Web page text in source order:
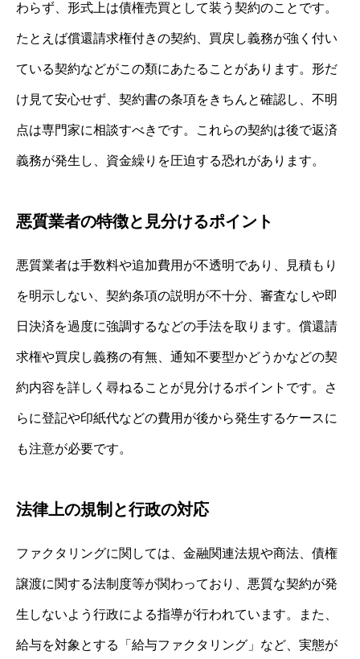
わらず、形式上は債権売買として装う契約のことです。
たとえば償還請求権付きの契約、買戻し義務が強く付い
ている契約などがこの類にあたることがあります。形だ
け見て安心せず、契約書の条項をきちんと確認し、不明
点は専門家に相談すべきです。これらの契約は後で返済
義務が発生し、資金繰りを圧迫する恐れがあります。
悪質業者の特徴と見分けるポイント
悪質業者は手数料や追加費用が不透明であり、見積もり
を明示しない、契約条項の説明が不十分、審査なしや即
日決済を過度に強調するなどの手法を取ります。償還請
求権や買戻し義務の有無、通知不要型かどうかなどの契
約内容を詳しく尋ねることが見分けるポイントです。さ
らに登記や印紙代などの費用が後から発生するケースに
も注意が必要です。
法律上の規制と行政の対応
ファクタリングに関しては、金融関連法規や商法、債権
譲渡に関する法制度等が関わっており、悪質な契約が発
生しないよう行政による指導が行われています。また、
給与を対象とする「給与ファクタリング」など、実態が